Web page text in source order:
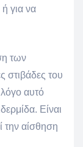
για να
των
στιβάδες του
αυτό
Είναι
την αίσθηση